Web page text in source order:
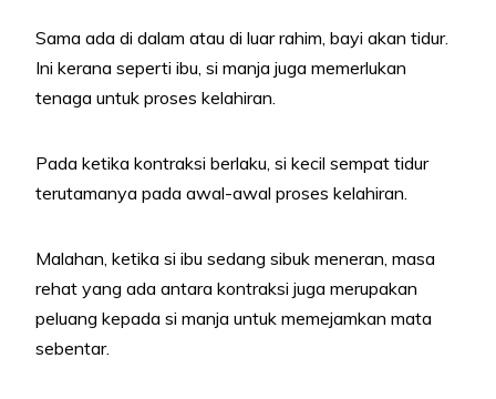
Sama ada di dalam atau di luar rahim, bayi akan tidur.
Ini kerana seperti ibu, si manja juga memerlukan
tenaga untuk proses kelahiran.
Pada ketika kontraksi berlaku, si kecil sempat tidur
terutamanya pada awal-awal proses kelahiran.
Malahan, ketika si ibu sedang sibuk meneran, masa
rehat yang ada antara kontraksi juga merupakan
peluang kepada si manja untuk memejamkan mata
sebentar.